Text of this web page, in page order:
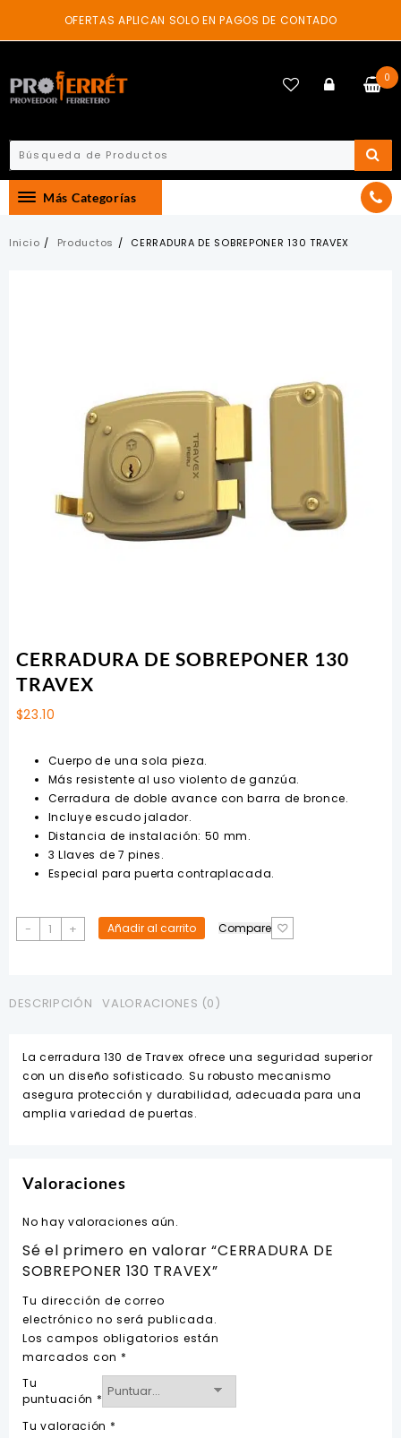
content
OFERTAS APLICAN SOLO EN PAGOS DE CONTADO
0
Más Categorías
Inicio Productos CERRADURA DE SOBREPONER 130 TRAVEX
CERRADURA DE SOBREPONER 130
TRAVEX
$23.10
Cuerpo de una sola pieza.
Más resistente al uso violento de ganzúa.
Cerradura de doble avance con barra de bronce.
Incluye escudo jalador.
Distancia de instalación: 50 mm.
3 Llaves de 7 pines.
Especial para puerta contraplacada.
-
CERRADURA
DE
TRAVEX
+ Añadir al carrito Compare
DESCRIPCIÓN VALORACIONES (0)
La cerradura 130 de Travex ofrece una seguridad superior
con un diseño sofisticado. Su robusto mecanismo
asegura protección y durabilidad, adecuada para una
amplia variedad de puertas.
Valoraciones
No hay valoraciones aún.
Sé el primero en valorar “CERRADURA DE
SOBREPONER 130 TRAVEX”
Tu dirección de correo
electrónico no será publicada.
Los campos obligatorios están
marcados con *
Tu
puntuación *
Tu valoración *